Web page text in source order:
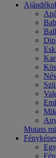
Mutass